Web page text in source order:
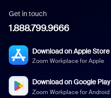
Get in touch
1.888.799.9666
Download on Apple Store
Zoom Workplace for Apple
Download on Google Play
Zoom Workplace for Android